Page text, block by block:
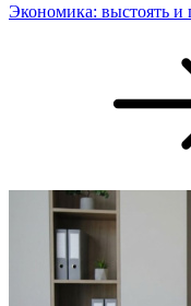
Экономика: выстоять